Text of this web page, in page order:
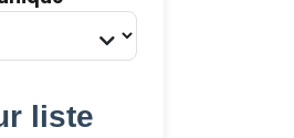
: 9h30-13h et 14h-19h